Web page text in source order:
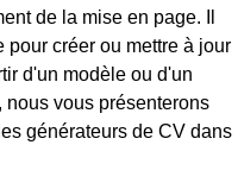
de la mise en page. Il
pour créer ou mettre à jour
d'un modèle ou d'un
vous présenterons
générateurs de CV dans